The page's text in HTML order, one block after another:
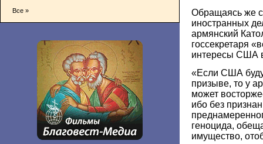
Все »
Обращаясь же
иностранных
армянский
госсекретаря
интересы США
«Если США
призыве, то у
может
ибо без
геноцида,
имущество,